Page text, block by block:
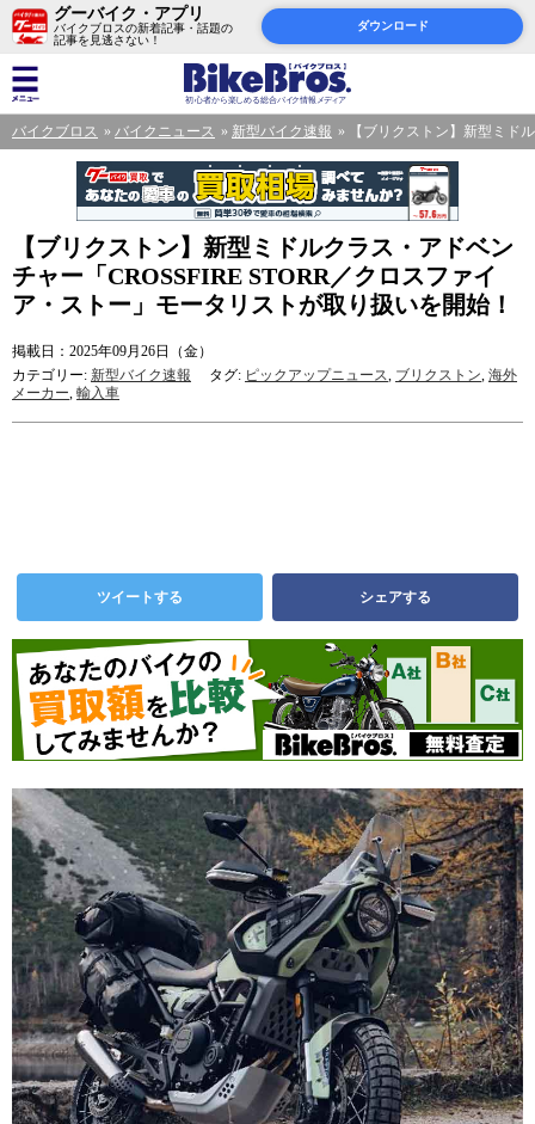
グーバイク・アプリ
バイクブロスの新着記事・話題の
記事を見逃さない！
ダウンロード
バイクブロス バイクニュース 新型バイク速報 【ブリクストン】新型ミド
【ブリクストン】新型ミドルクラス・アドベン
チャー「CROSSFIRE STORR／クロスファイ
ア・ストー」モータリストが取り扱いを開始！
掲載日：2025年09月26日（金）
カテゴリー: 新型バイク速報 タグ: ピックアップニュース, ブリクストン, 海外
メーカー, 輸入車
ツイートする シェアする